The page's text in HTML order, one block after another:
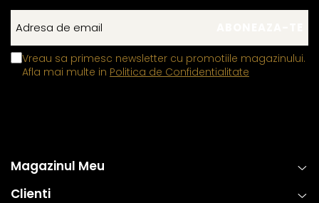
Vreau sa primesc newsletter cu promotiile magazinului.
Afla mai multe in Politica de Confidentialitate
Magazinul Meu
Clienti